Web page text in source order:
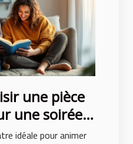
une pièce
une soirée
idéale pour animer